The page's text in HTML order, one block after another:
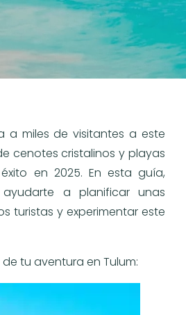
a miles de visitantes a este
cenotes cristalinos y playas
en 2025. En esta guía,
a planificar unas
turistas y experimentar este
tu aventura en Tulum: